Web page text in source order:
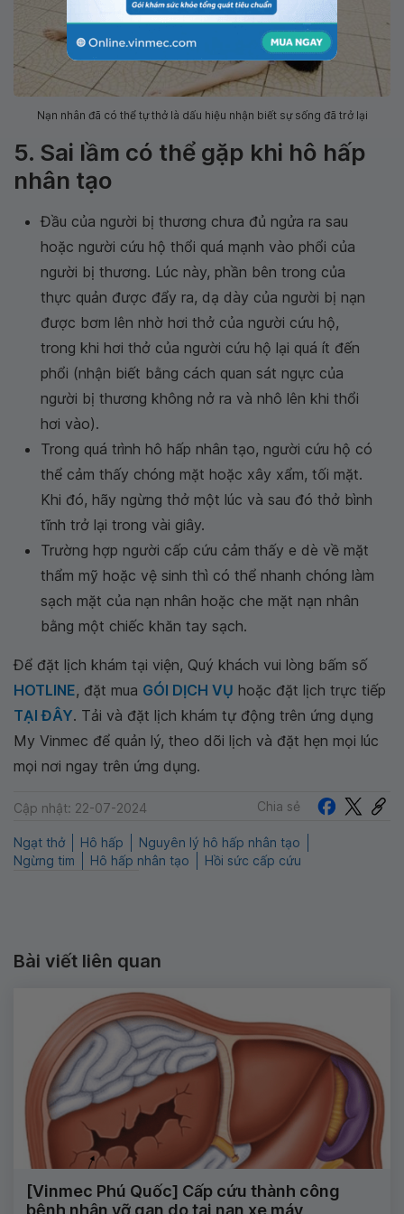
Nạn nhân đã có thể tự thở là dấu hiệu nhận biết sự sống đã trở lại
5. Sai lầm có thể gặp khi hô hấp
nhân tạo
Đầu của người bị thương chưa đủ ngửa ra sau
hoặc người cứu hộ thổi quá mạnh vào phổi của
người bị thương. Lúc này, phần bên trong của
thực quản được đẩy ra, dạ dày của người bị nạn
được bơm lên nhờ hơi thở của người cứu hộ,
trong khi hơi thở của người cứu hộ lại quá ít đến
phổi (nhận biết bằng cách quan sát ngực của
người bị thương không nở ra và nhô lên khi thổi
hơi vào).
Trong quá trình hô hấp nhân tạo, người cứu hộ có
thể cảm thấy chóng mặt hoặc xây xẩm, tối mặt.
Khi đó, hãy ngừng thở một lúc và sau đó thở bình
tĩnh trở lại trong vài giây.
Trường hợp người cấp cứu cảm thấy e dè về mặt
thẩm mỹ hoặc vệ sinh thì có thể nhanh chóng làm
sạch mặt của nạn nhân hoặc che mặt nạn nhân
bằng một chiếc khăn tay sạch.
Để đặt lịch khám tại viện, Quý khách vui lòng bấm số
HOTLINE, đặt mua GÓI DỊCH VỤ hoặc đặt lịch trực tiếp
TẠI ĐÂY. Tải và đặt lịch khám tự động trên ứng dụng
My Vinmec để quản lý, theo dõi lịch và đặt hẹn mọi lúc
mọi nơi ngay trên ứng dụng.
Cập nhật: 22-07-2024 Chia sẻ
Ngạt thở Hô hấp
Nguyên lý hô hấp nhân tạo
Ngừng tim
Hô hấp nhân tạo Hồi sức cấp cứu
Bài viết liên quan
[Vinmec Phú Quốc] Cấp cứu thành công
bệnh nhân vỡ gan do tai nạn xe máy